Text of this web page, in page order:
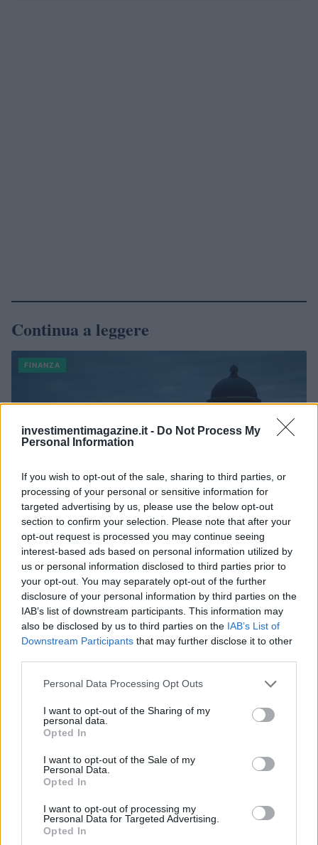
investimentimagazine.it - Do Not Process My
Personal Information
If you wish to opt-out of the sale, sharing to third parties, or
processing of your personal or sensitive information for
targeted advertising by us, please use the below opt-out
section to confirm your selection. Please note that after your
opt-out request is processed you may continue seeing
interest-based ads based on personal information utilized by
us or personal information disclosed to third parties prior to
your opt-out. You may separately opt-out of the further
disclosure of your personal information by third parties on the
IAB’s list of downstream participants. This information may
also be disclosed by us to third parties on the IAB’s List of
Downstream Participants that may further disclose it to other
Please note that this website/app uses one or more Google
not limited to your visit or usage behaviour. You may click to
grant or deny consent to Google and its third-party tags to
use your data for below specified purposes in below Google
consent section.
Personal Data Processing Opt Outs
I want to opt-out of the Sharing of my
personal data.
Opted In
I want to opt-out of the Sale of my
Personal Data.
Opted In
I want to opt-out of processing my
Personal Data for Targeted Advertising.
Opted In
Continua a leggere
FINANZA
Dolomiti Energia: utile semestrale a 100 milioni e investimenti
record nelle rinnovabili
Edoardo Vitali · 7 Ago 2026
FINANZA
Analisi dettagliata delle stime finanziarie e dei risultati di Enel
nel 2026